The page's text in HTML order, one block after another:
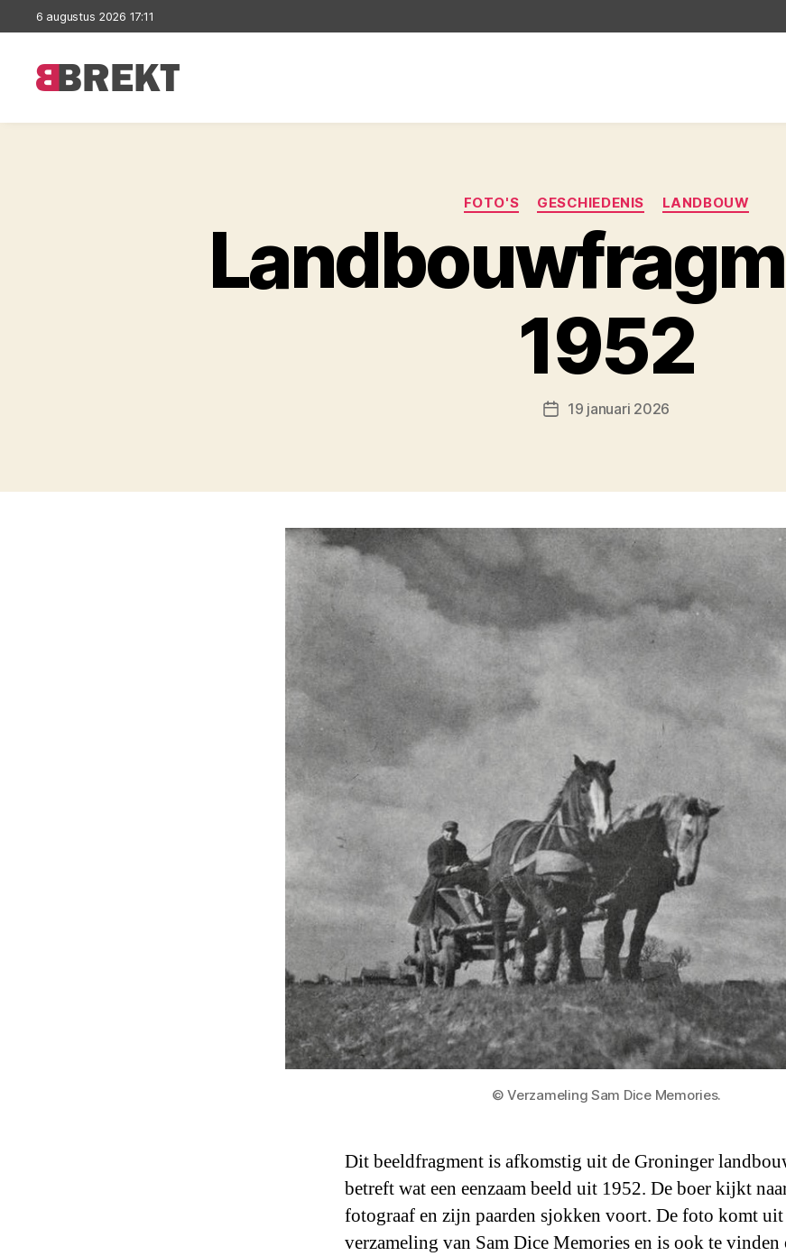
6 augustus 2026 17:11
Categorieën
FOTO'S GESCHIEDENIS LANDBOUW
1952
Berichtdatum
19 januari 2026
© Verzameling Sam Dice Memories.
Dit beeldfragment is afkomstig uit de Groninger
betreft wat een eenzaam beeld uit 1952. De boer kijkt
fotograaf en zijn paarden sjokken voort. De foto komt uit
verzameling van Sam Dice Memories en is ook te vinden